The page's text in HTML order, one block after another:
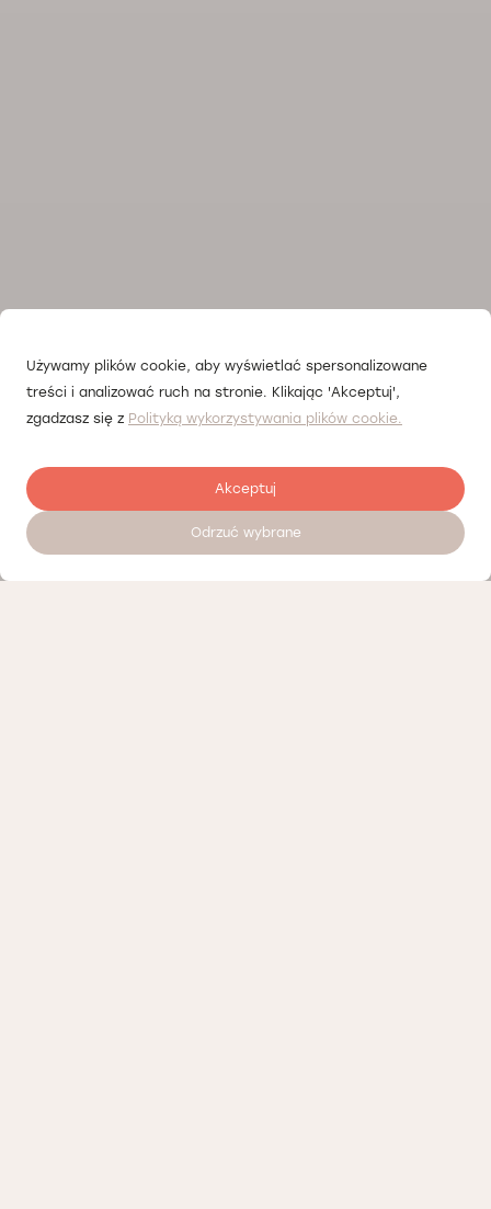
Używamy plików cookie, aby wyświetlać spersonalizowane
treści i analizować ruch na stronie. Klikając 'Akceptuj',
zgadzasz się z Polityką wykorzystywania plików cookie.
Akceptuj
Odrzuć wybrane
Записатися на прийом 24/7